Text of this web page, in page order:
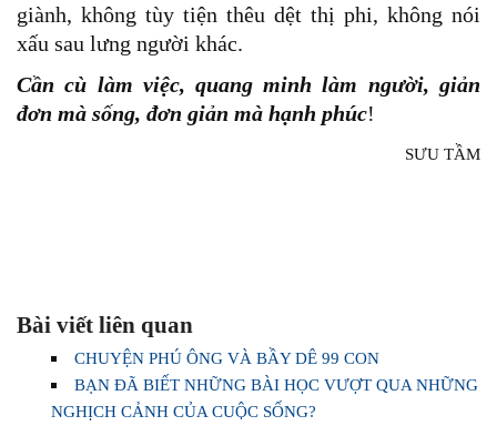
giành, không tùy tiện thêu dệt thị phi, không nói
xấu sau lưng người khác.
Cần cù làm việc, quang minh làm người, giản
đơn mà sống, đơn giản mà hạnh phúc!
SƯU TẦM
Bài viết liên quan
CHUYỆN PHÚ ÔNG VÀ BẦY DÊ 99 CON
BẠN ĐÃ BIẾT NHỮNG BÀI HỌC VƯỢT QUA NHỮNG
NGHỊCH CẢNH CỦA CUỘC SỐNG?